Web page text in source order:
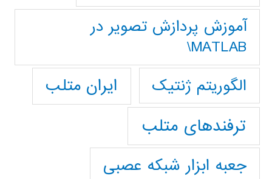
آموزش پردازش تصوير در
MATLAB\
الگوریتم ژنتیک
ایران متلب
ترفندهای متلب
جعبه ابزار شبکه عصبی